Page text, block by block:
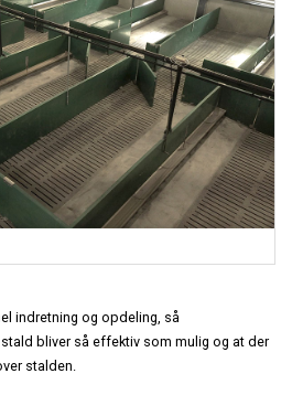
indretning og opdeling, så
bliver så effektiv som mulig og at der
stalden.